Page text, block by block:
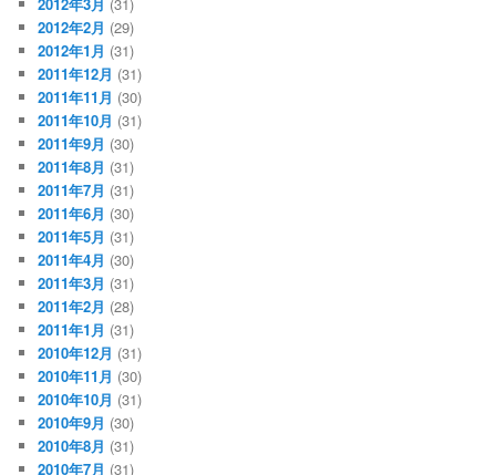
2012年2月 (29)
2012年1月 (31)
2011年12月 (31)
2011年11月 (30)
2011年10月 (31)
2011年9月 (30)
2011年8月 (31)
2011年7月 (31)
2011年6月 (30)
2011年5月 (31)
2011年4月 (30)
2011年3月 (31)
2011年2月 (28)
2011年1月 (31)
2010年12月 (31)
2010年11月 (30)
2010年10月 (31)
2010年9月 (30)
2010年8月 (31)
2010年7月 (31)